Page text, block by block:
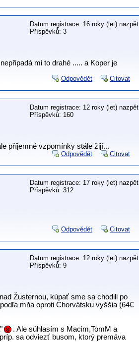
Datum registrace: 16 roky (let) nazpět
Příspěvků: 3
mi to drahé ..... a Koper je
Odpovědět Citovat
Datum registrace: 12 roky (let) nazpět
Příspěvků: 160
příjemné vzpomínky stále žijí...
Odpovědět Citovat
Datum registrace: 17 roky (let) nazpět
Příspěvků: 312
Odpovědět Citovat
Datum registrace: 12 roky (let) nazpět
Příspěvků: 9
Žusternou, kúpať sme sa chodili po
mňa oproti Chorvátsku vyššia (64€
. Ale súhlasím s Macim,TomM a
sa odviezť busom, ktorý premáva